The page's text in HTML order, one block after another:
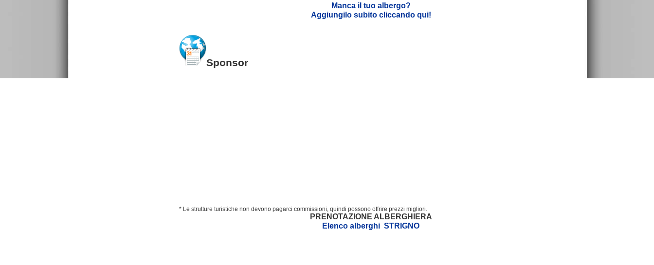
Manca il tuo albergo?
Aggiungilo subito cliccando qui!
Sponsor
* Le strutture turistiche non devono pagarci commissioni, quindi possono offrire prezzi migliori.
PRENOTAZIONE ALBERGHIERA
Elenco alberghi STRIGNO